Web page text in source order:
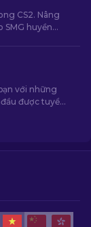
CS2. Nâng
SMG huyền
với những
được tuyển